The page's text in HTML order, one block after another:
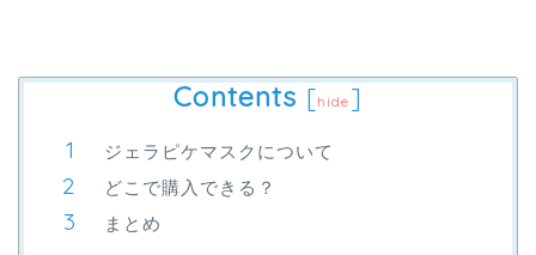
Contents [hide ]
ジェラピケマスクについて
どこで購入できる？
まとめ